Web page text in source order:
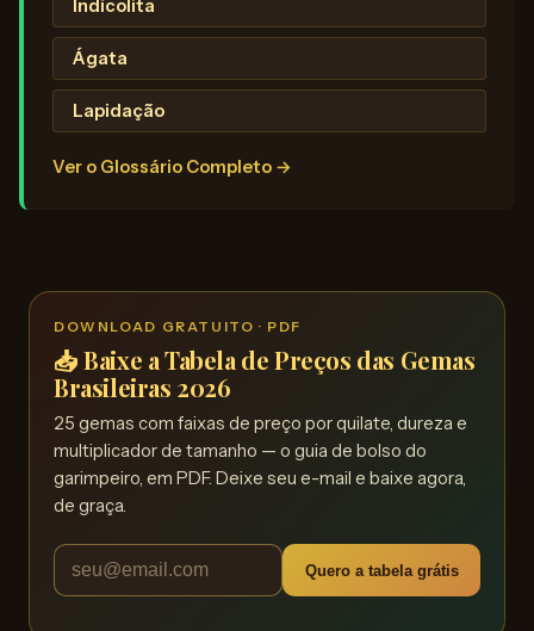
Indicolita
Ágata
Lapidação
Ver o Glossário Completo →
DOWNLOAD GRATUITO · PDF
📥 Baixe a Tabela de Preços das Gemas
Brasileiras 2026
25 gemas com faixas de preço por quilate, dureza e
multiplicador de tamanho — o guia de bolso do
garimpeiro, em PDF. Deixe seu e-mail e baixe agora,
de graça.
Quero a tabela grátis